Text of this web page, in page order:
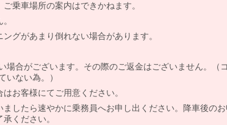
乗車場所の案内はできかねます。
グがあまり倒れない場合があります。
場合がございます。その際のご返金はございません。（
いない為。）
お客様にてご用意ください。
したら速やかに乗務員へお申し出ください。降車後の
ください。